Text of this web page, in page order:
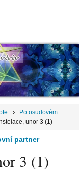
Po osudovém
unor 3 (1)
partner
3 (1)